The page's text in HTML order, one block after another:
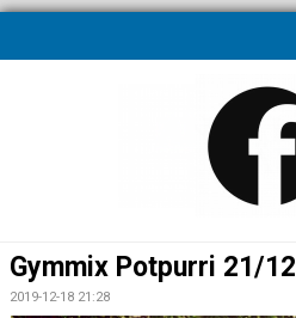
KONTAKT
Gymmix Potpurri 21/12
2019-12-18 21:28